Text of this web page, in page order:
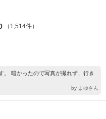
（1,514件）
暗かったので写真が撮れず、行き
by まゆさん